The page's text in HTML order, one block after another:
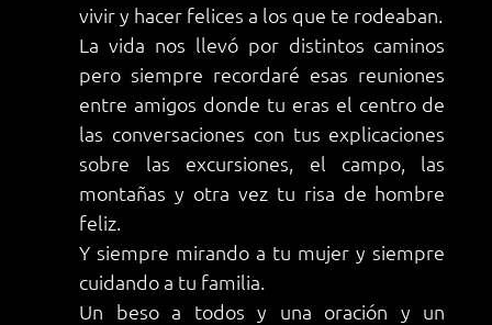
vivir y hacer felices a los que te rodeaban.
La vida nos llevó por distintos caminos
pero siempre recordaré esas reuniones
entre amigos donde tu eras el centro de
las conversaciones con tus explicaciones
sobre las excursiones, el campo, las
montañas y otra vez tu risa de hombre
feliz.
Y siempre mirando a tu mujer y siempre
cuidando a tu familia.
Un beso a todos y una oración y un